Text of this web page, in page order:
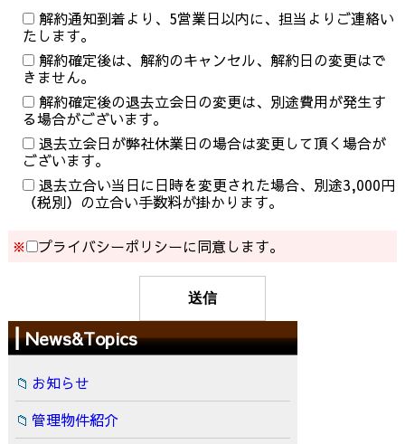
解約通知到着より、5営業日以内に、担当よりご連絡い
たします。
解約確定後は、解約のキャンセル、解約日の変更はで
きません。
解約確定後の退去立会日の変更は、別途費用が発生す
る場合がございます。
退去立会日が弊社休業日の場合は変更して頂く場合が
ございます。
退去立合い当日に日時を変更された場合、別途3,000円
（税別）の立合い手数料が掛かります。
※ プライバシーポリシーに同意します。
News&Topics
お知らせ
管理物件紹介